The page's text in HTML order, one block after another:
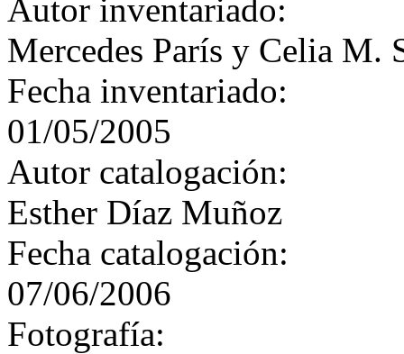
Autor inventariado:
Mercedes París y Celia M.
Fecha inventariado:
01/05/2005
Autor catalogación:
Esther Díaz Muñoz
Fecha catalogación:
07/06/2006
Fotografía: